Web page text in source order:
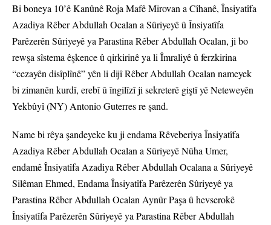
Bi boneya 10’ê Kanûnê Roja Mafê Mirovan a Cîhanê, Însiyatîfa
Azadiya Rêber Abdullah Ocalan a Sûriyeyê û Însiyatîfa
Parêzerên Sûriyeyê ya Parastina Rêber Abdullah Ocalan, ji bo
rewşa sîstema êşkence û qirkirinê ya li Îmraliyê û ferzkirina
“cezayên disîplînê” yên li dijî Rêber Abdullah Ocalan nameyek
bi zimanên kurdî, erebî û îngilîzî ji sekreterê giştî yê Neteweyên
Yekbûyî (NY) Antonio Guterres re şand.
Name bi rêya şandeyeke ku ji endama Rêveberiya Însiyatîfa
Azadiya Rêber Abdullah Ocalan a Sûriyeyê Nûha Umer,
endamê Însiyatîfa Azadiya Rêber Abdullah Ocalana a Sûriyeyê
Silêman Ehmed, Endama Însiyatîfa Parêzerên Sûriyeyê ya
Parastina Rêber Abdullah Ocalan Aynûr Paşa û hevserokê
Însiyatîfa Parêzerên Sûriyeyê ya Parastina Rêber Abdullah